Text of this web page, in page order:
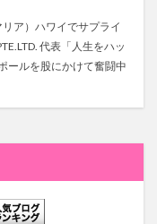
ア）ハワイでサプライ
代表「人生をハッ
ールを股にかけて奮闘中